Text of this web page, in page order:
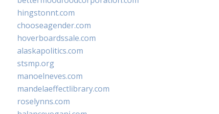
hingstonnt.com
chooseagender.com
hoverboardssale.com
alaskapolitics.com
stsmp.org
manoelneves.com
mandelaeffectlibrary.com
roselynns.com